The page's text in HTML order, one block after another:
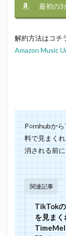
最初の3
解約方法はコチ
Amazon Music
P○rnhubか
料で見まく
消される前
関連記事
TikTok
を見まく